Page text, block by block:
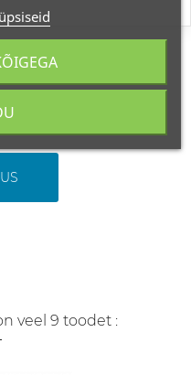
veel 9 toodet :